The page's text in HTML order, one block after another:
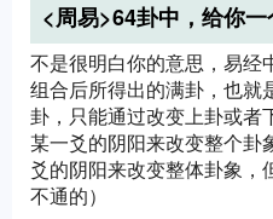
<周易>64卦中，给你
啊？？
不是很明白你的意思，易经
组合后所得出的满卦，也就
卦，只能通过改变上卦或者
某一爻的阴阳来改变整个卦
爻的阴阳来改变整体卦象，
不通的）